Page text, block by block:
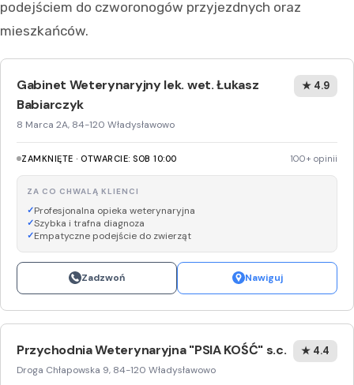
podejściem do czworonogów przyjezdnych oraz
mieszkańców.
Gabinet Weterynaryjny lek. wet. Łukasz
Babiarczyk
8 Marca 2A, 84-120 Władysławowo
★ 4.9
ZAMKNIĘTE · OTWARCIE: SOB 10:00 100+ opinii
ZA CO CHWALĄ KLIENCI
Profesjonalna opieka weterynaryjna
Szybka i trafna diagnoza
Empatyczne podejście do zwierząt
Zadzwoń Nawiguj
Przychodnia Weterynaryjna "PSIA KOŚĆ" s.c.
Droga Chłapowska 9, 84-120 Władysławowo
★ 4.4